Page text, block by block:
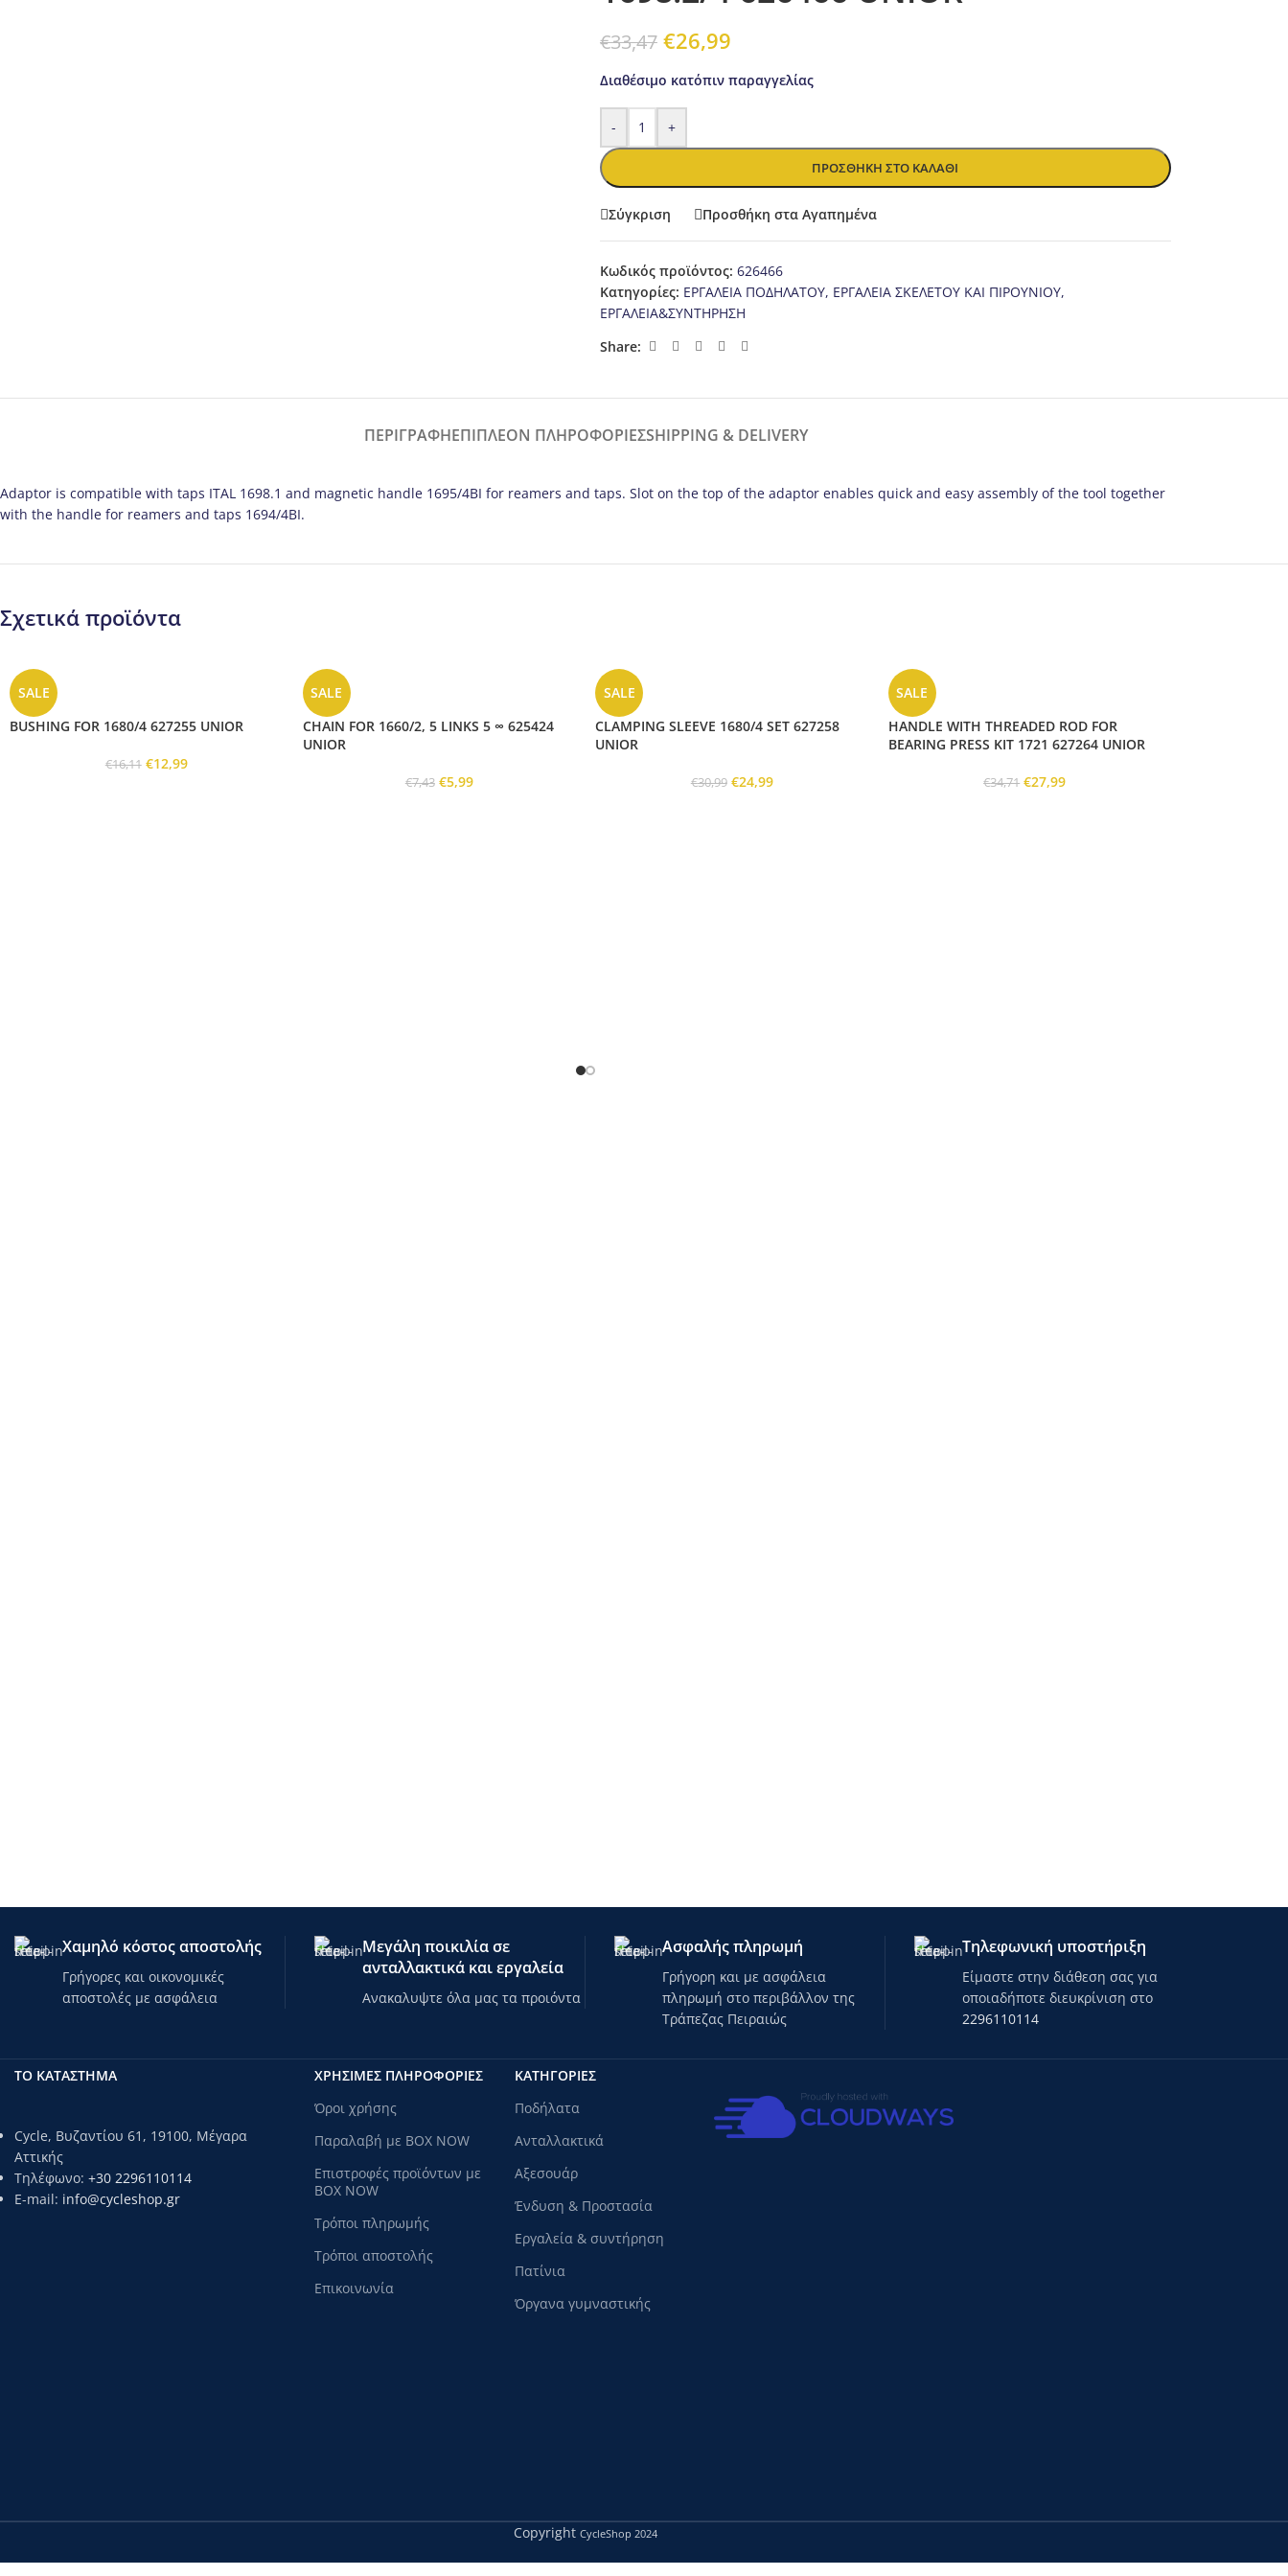
€33,47 €26,99
Διαθέσιμο κατόπιν παραγγελίας
- +
ΠΡΟΣΘΉΚΗ ΣΤΟ ΚΑΛΆΘΙ
Σύγκριση Προσθήκη στα Αγαπημένα
Κωδικός προϊόντος: 626466
Κατηγορίες: ΕΡΓΑΛΕΙΑ ΠΟΔΗΛΑΤΟΥ, ΕΡΓΑΛΕΙΑ ΣΚΕΛΕΤΟΥ ΚΑΙ ΠΙΡΟΥΝΙΟΥ,
ΕΡΓΑΛΕΙΑ&ΣΥΝΤΗΡΗΣΗ
Share:
ΠΕΡΙΓΡΑΦΉΕΠΙΠΛΈΟΝ ΠΛΗΡΟΦΟΡΊΕΣSHIPPING & DELIVERY
Adaptor is compatible with taps ITAL 1698.1 and magnetic handle 1695/4BI for reamers and taps. Slot on the top of the adaptor enables quick and easy assembly of the tool together
with the handle for reamers and taps 1694/4BI.
Σχετικά προϊόντα
SALE
BUSHING FOR 1680/4 627255 UNIOR
€16,11 €12,99
SALE
CHAIN FOR 1660/2, 5 LINKS 5 ∞ 625424
UNIOR
€7,43 €5,99
SALE
CLAMPING SLEEVE 1680/4 SET 627258
UNIOR
€30,99 €24,99
SALE
HANDLE WITH THREADED ROD FOR
BEARING PRESS KIT 1721 627264 UNIOR
€34,71 €27,99
Χαμηλό κόστος αποστολής
Γρήγορες και οικονομικές
αποστολές με ασφάλεια
Μεγάλη ποικιλία σε
ανταλλακτικά και εργαλεία
Ανακαλυψτε όλα μας τα προιόντα
Ασφαλής πληρωμή
Γρήγορη και με ασφάλεια
πληρωμή στο περιβάλλον της
Τράπεζας Πειραιώς
Τηλεφωνική υποστήριξη
Είμαστε στην διάθεση σας για
οποιαδήποτε διευκρίνιση στο
2296110114
ΤΟ ΚΑΤΑΣΤΗΜΑ
Cycle, Βυζαντίου 61, 19100, Μέγαρα
Αττικής
Τηλέφωνο: +30 2296110114
E-mail: info@cycleshop.gr
ΧΡΗΣΙΜΕΣ ΠΛΗΡΟΦΟΡΙΕΣ
Όροι χρήσης
Παραλαβή με BOX NOW
Επιστροφές προϊόντων με
BOX NOW
Τρόποι πληρωμής
Τρόποι αποστολής
Επικοινωνία
ΚΑΤΗΓΟΡΊΕΣ
Ποδήλατα
Ανταλλακτικά
Αξεσουάρ
Ένδυση & Προστασία
Εργαλεία & συντήρηση
Πατίνια
Όργανα γυμναστικής
Copyright CycleShop 2024